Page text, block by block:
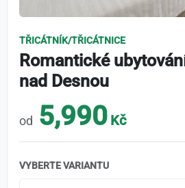
TŘICÁTNÍK/TŘICÁTNICE
Romantické
nad Desnou
od 5,990 Kč
VYBERTE VARIANTU